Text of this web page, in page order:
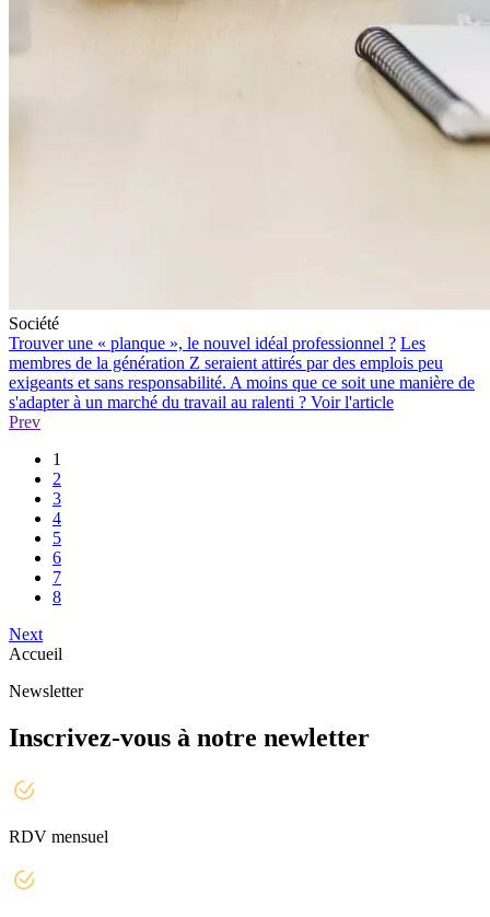
Société
Trouver une « planque », le nouvel idéal professionnel ? Les
membres de la génération Z seraient attirés par des emplois peu
exigeants et sans responsabilité. A moins que ce soit une manière de
s'adapter à un marché du travail au ralenti ? Voir l'article
Prev
1
2
3
4
5
6
7
8
Next
Accueil
Newsletter
Inscrivez-vous à notre newletter
RDV mensuel